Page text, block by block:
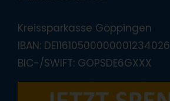
Kreissparkasse Göppingen
IBAN: DE11610500000001234026
BIC-/SWIFT: GOPSDE6GXXX